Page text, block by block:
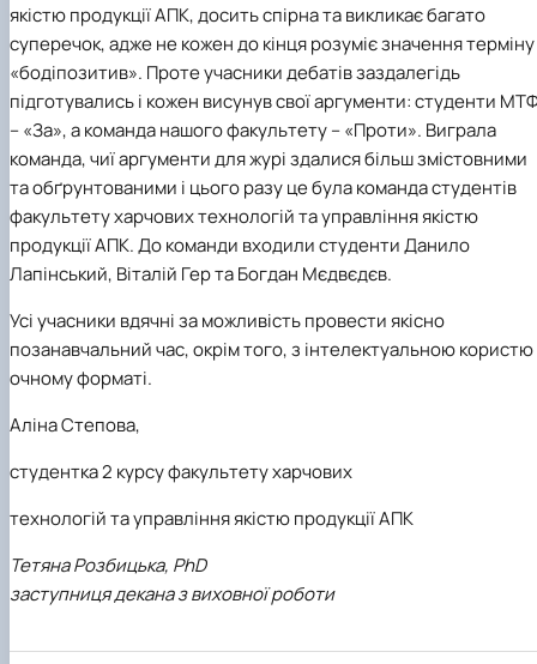
якістю продукції АПК, досить спірна та викликає багато
суперечок, адже не кожен до кінця розуміє значення терміну
«бодіпозитив». Проте учасники дебатів заздалегідь
підготувались і кожен висунув свої аргументи: студенти
– «За», а команда нашого факультету – «Проти». Виграла
команда, чиї аргументи для журі здалися більш змістовними
та обґрунтованими і цього разу це була команда студентів
факультету харчових технологій та управління якістю
продукції АПК. До команди входили студенти Данило
Лапінський, Віталій Гер та Богдан Мєдвєдєв.
Усі учасники вдячні за можливість провести якісно
позанавчальний час, окрім того, з інтелектуальною користю
очному форматі.
Аліна Степова,
студентка 2 курсу факультету харчових
технологій та управління якістю продукції АПК
Тетяна Розбицька, PhD
заступниця декана з виховної роботи